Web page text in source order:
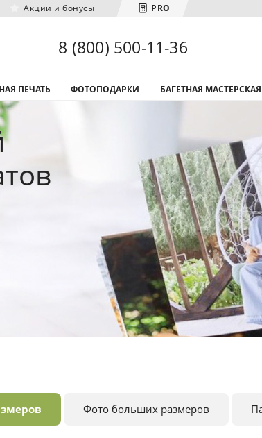
Акции и бонусы PRO
Загрузка городов...
8 (800) 500-11-36
ПЕЧАТЬ ФОТОПОДАРКИ БАГЕТНАЯ МАСТЕРСКАЯ
Фото больших размеров